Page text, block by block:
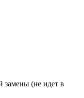
замены (не идет в